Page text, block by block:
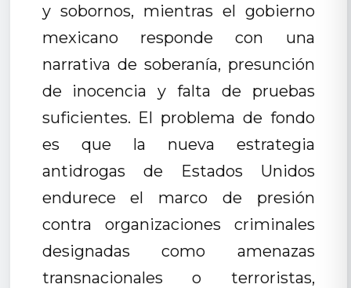
y sobornos, mientras el gobierno
mexicano responde con una
narrativa de soberanía, presunción
de inocencia y falta de pruebas
suficientes. El problema de fondo
es que la nueva estrategia
antidrogas de Estados Unidos
endurece el marco de presión
contra organizaciones criminales
designadas como amenazas
transnacionales o terroristas,